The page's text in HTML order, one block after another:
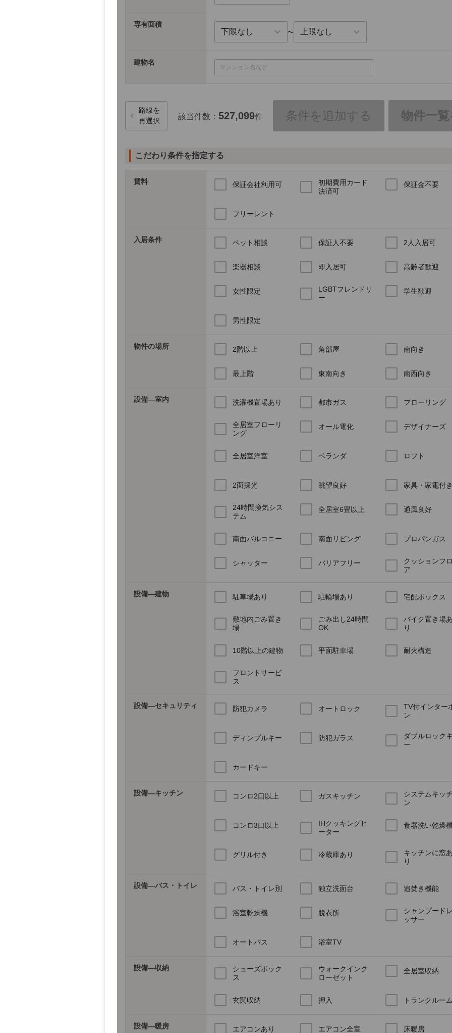
専有面積
〜
建物名
路線を
再選択
該当件数： 527,099件 条件を追加する 物件一
こだわり条件を指定する
賃料 保証会社利用可
初期費用カード
決済可
保証金不要
フリーレント
入居条件 ペット相談 保証人不要 2人入居可
楽器相談 即入居可 高齢者歓迎
女性限定
LGBTフレンドリ
ー
学生歓迎
男性限定
物件の場所 2階以上 角部屋 南向き
最上階 東南向き 南西向き
設備―室内 洗濯機置場あり 都市ガス フローリング
全居室フローリ
ング
オール電化 デザイナーズ
全居室洋室 ベランダ ロフト
2面採光 眺望良好 家具・家電付き
24時間換気シス
テム
全居室6畳以上 通風良好
南面バルコニー 南面リビング プロパンガス
シャッター バリアフリー
クッションフロ
ア
設備―建物 駐車場あり 駐輪場あり 宅配ボックス
敷地内ごみ置き
場
ごみ出し24時間
OK
バイク置き場あ
り
10階以上の建物 平面駐車場 耐火構造
フロントサービ
ス
設備―セキュリティ 防犯カメラ オートロック
TV付インター
ン
ディンプルキー 防犯ガラス
ダブルロックキ
ー
カードキー
設備―キッチン コンロ2口以上 ガスキッチン
システムキッチ
ン
コンロ3口以上
IHクッキングヒ
ーター
食器洗い乾燥機
グリル付き 冷蔵庫あり
キッチンに窓あ
り
設備―バス・トイレ バス・トイレ別 独立洗面台 追焚き機能
浴室乾燥機 脱衣所
シャンプードレ
ッサー
オートバス 浴室TV
設備―収納
シューズボック
ス
ウォークインク
ローゼット
全居室収納
玄関収納 押入 トランクルーム
設備―暖房 エアコンあり エアコン全室 床暖房